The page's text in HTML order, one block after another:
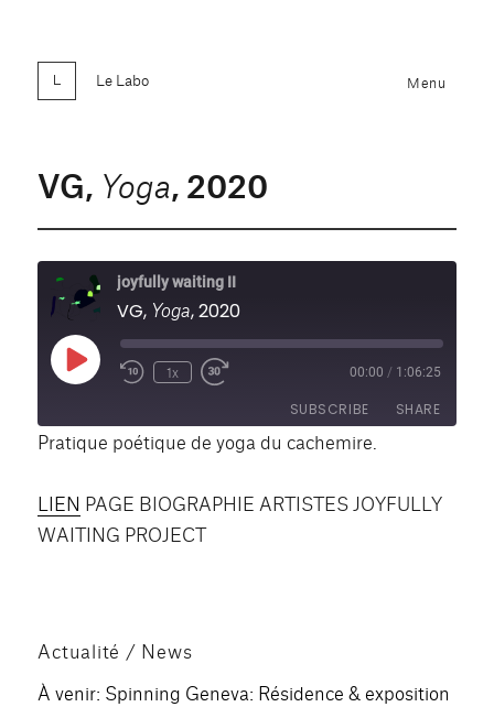
Le Labo Menu
VG, Yoga, 2020
joyfully waiting II
VG, Yoga, 2020
Play
EpisodeRewind
1x Fast
seconds
00:00 / 1:06:25
SUBSCRIBE SHARE
RSS FEED
LINK
Pratique poétique de yoga du cachemire.
LIEN PAGE BIOGRAPHIE ARTISTES JOYFULLY
WAITING PROJECT
Actualité / News
À venir: Spinning Geneva: Résidence & exposition